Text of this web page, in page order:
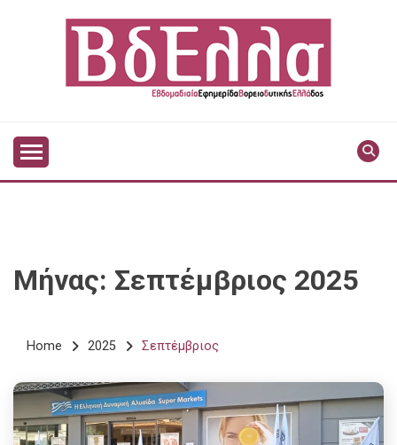
VDELLA
Μήνας: Σεπτέμβριος 2025
Home 2025 Σεπτέμβριος